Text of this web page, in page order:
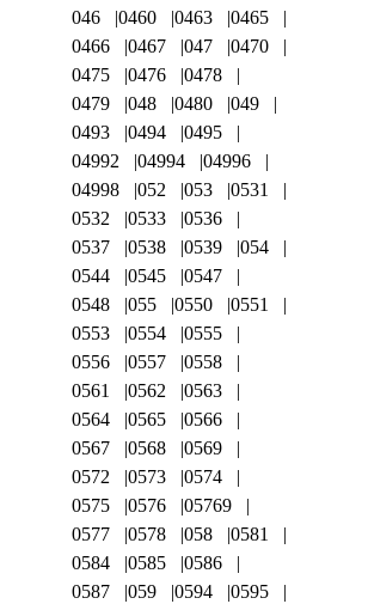
046
0460 0463
0465
0466
0467 047
0470
0475
0476
0478
0479
048 0480
049
0493
0494
0495
04992
04994
04996
04998
052 053
0531
0532
0533
0536
0537
0538 0539
054
0544
0545
0547
0548
055 0550
0551
0553
0554
0555
0556
0557
0558
0561
0562
0563
0564
0565
0566
0567
0568
0569
0572
0573
0574
0575
0576
05769
0577
0578 058
0581
0584
0585
0586
0587
059 0594 0595